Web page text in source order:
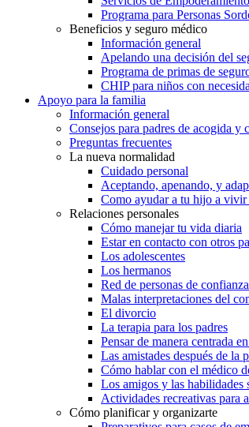
Programa para Personas
Beneficios y seguro médico
Información general
Apelando una decisión del
Programa de primas de
CHIP para niños con
Apoyo para la familia
Información general
Consejos para padres de acogida y
Preguntas frecuentes
La nueva normalidad
Cuidado personal
Aceptando, apenando, y
Como ayudar a tu hijo a vivir
Relaciones personales
Cómo manejar tu vida diaria
Estar en contacto con otros
Los adolescentes
Los hermanos
Red de personas de confianza
Malas interpretaciones del
El divorcio
La terapia para los padres
Pensar de manera centrada
Las amistades después de la
Cómo hablar con el médico
Los amigos y las habilidades
Actividades recreativas para
Cómo planificar y organizarte